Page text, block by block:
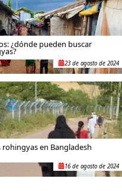
¿dónde pueden buscar
23 de agosto de 2024
en Bangladesh
16 de agosto de 2024